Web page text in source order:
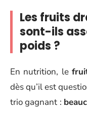
Les fruits
sont-ils
poids ?
En nutrition, le
dès qu’il est
trio gagnant :